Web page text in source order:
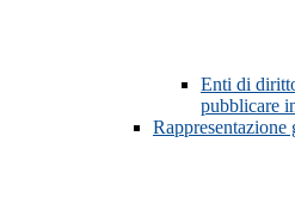
Enti di
pubblicare
Rappresentazione